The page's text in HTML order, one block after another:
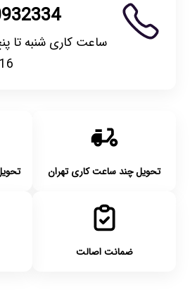
16
تحویل چند ساعت کاری تهران تحویل ۱ تا ۲ روز
ضمانت اصالت